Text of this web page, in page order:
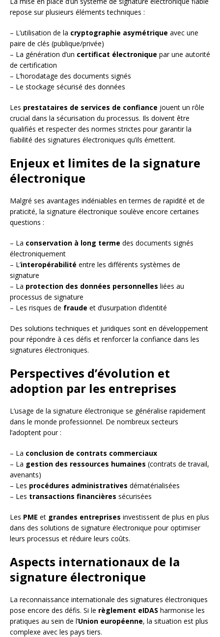
repose sur plusieurs éléments techniques :
– L’utilisation de la cryptographie asymétrique avec une
paire de clés (publique/privée)
– La génération d’un certificat électronique par une autorité
de certification
– L’horodatage des documents signés
– Le stockage sécurisé des données
Les prestataires de services de confiance jouent un rôle
crucial dans la sécurisation du processus. Ils doivent être
qualifiés et respecter des normes strictes pour garantir la
fiabilité des signatures électroniques qu’ils émettent.
Enjeux et limites de la signature
électronique
Malgré ses avantages indéniables en termes de rapidité et de
praticité, la signature électronique soulève encore certaines
questions :
– La conservation à long terme des documents signés
électroniquement
– L’interopérabilité entre les différents systèmes de
signature
– La protection des données personnelles liées au
processus de signature
– Les risques de fraude et d’usurpation d’identité
Des solutions techniques et juridiques sont en développement
pour répondre à ces défis et renforcer la confiance dans les
signatures électroniques.
Perspectives d’évolution et
adoption par les entreprises
L’usage de la signature électronique se généralise rapidement
dans le monde professionnel. De nombreux secteurs
l’adoptent pour :
– La conclusion de contrats commerciaux
– La gestion des ressources humaines (contrats de travail,
avenants)
– Les procédures administratives dématérialisées
– Les transactions financières sécurisées
Les PME et grandes entreprises investissent de plus en plus
dans des solutions de signature électronique pour optimiser
leurs processus et réduire leurs coûts.
Aspects internationaux de la
signature électronique
La reconnaissance internationale des signatures électroniques
pose encore des défis. Si le règlement eIDAS harmonise les
pratiques au sein de l’Union européenne, la situation est plus
complexe avec les pays tiers.